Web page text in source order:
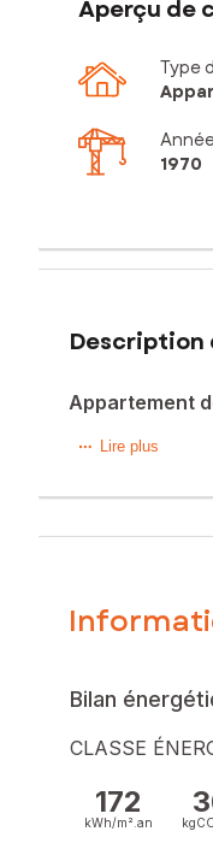
Aperçu de
Type
1970
Description
Appartement
Dans une
La copropriété a
Vous pouvez me
pas l'objet d'une
Prix de vente :
Honoraires
Contactez votre
Lire plus
Bilan
CLASSE
172
kWh/m². an